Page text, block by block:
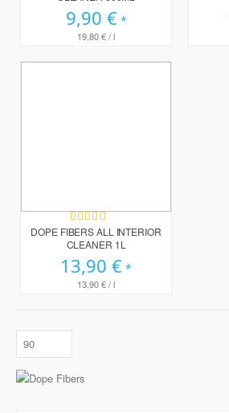
9,90 €
19,80 €/ l
Bewertung:
100%
DOPE FIBERS ALL INTERIOR
CLEANER 1L
13,90 €
13,90 €/ l